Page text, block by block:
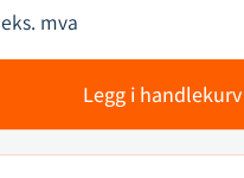
eks. mva
Legg i handlekurv